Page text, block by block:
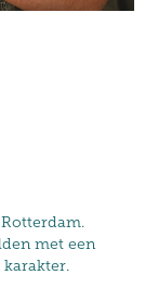
met een